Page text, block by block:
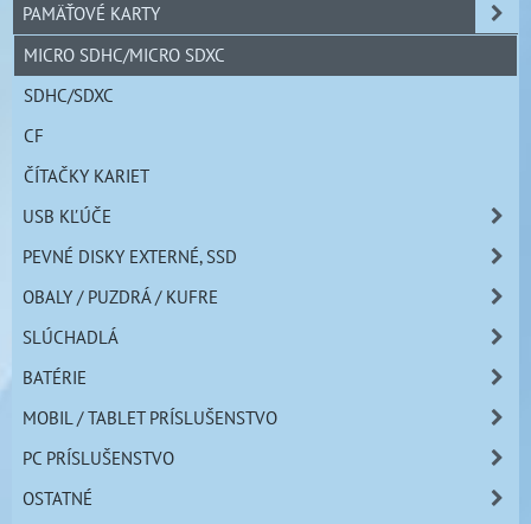
PAMÄŤOVÉ KARTY
MICRO SDHC/MICRO SDXC
SDHC/SDXC
CF
ČÍTAČKY KARIET
USB KĽÚČE
PEVNÉ DISKY EXTERNÉ, SSD
OBALY / PUZDRÁ / KUFRE
SLÚCHADLÁ
BATÉRIE
MOBIL / TABLET PRÍSLUŠENSTVO
PC PRÍSLUŠENSTVO
OSTATNÉ